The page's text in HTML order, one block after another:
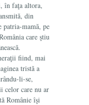
în faţa altora,
din
patria-mamă, pe
care ştiu
fiind, mai
tristă a
li-se,
celor care nu ar
Românie îşi